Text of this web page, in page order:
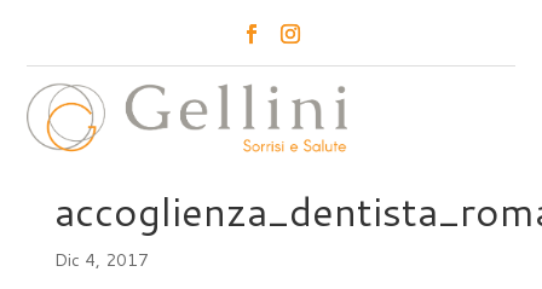
Dic 4, 2017